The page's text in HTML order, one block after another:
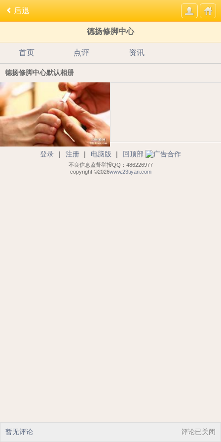
后退
德扬修脚中心
首页 点评 资讯
德扬修脚中心默认相册
评论已关闭
暂无评论
登录 | 注册 | 电脑版 | 回顶部
不良信息监督举报QQ：486226977
copyright ©2026www.23tiyan.com